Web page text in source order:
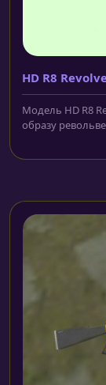
HD R8
Модель HD R8
образу